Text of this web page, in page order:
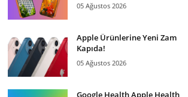
05 Ağustos 2026
Apple Ürünlerine Yeni Zam
Kapıda!
05 Ağustos 2026
Google Health Apple Health